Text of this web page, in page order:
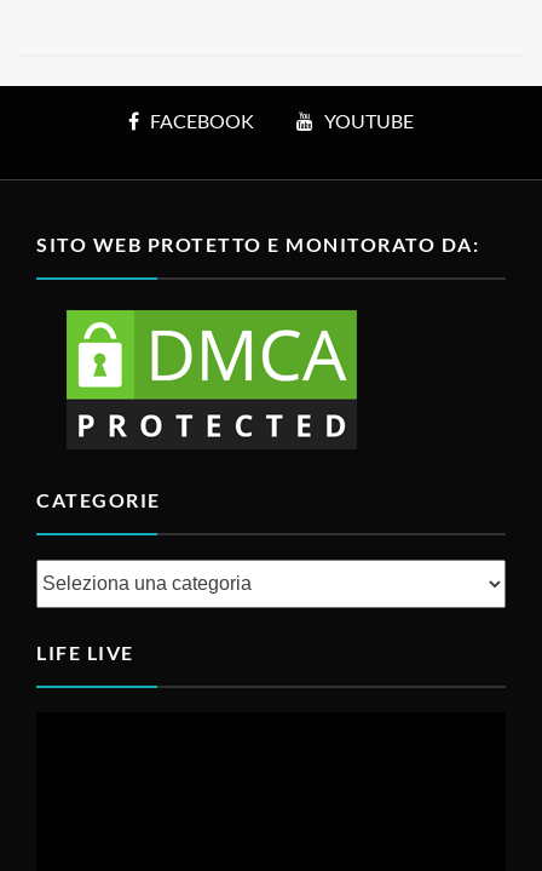
FACEBOOK YOUTUBE
SITO WEB PROTETTO E MONITORATO DA:
CATEGORIE
Categorie
LIFE LIVE